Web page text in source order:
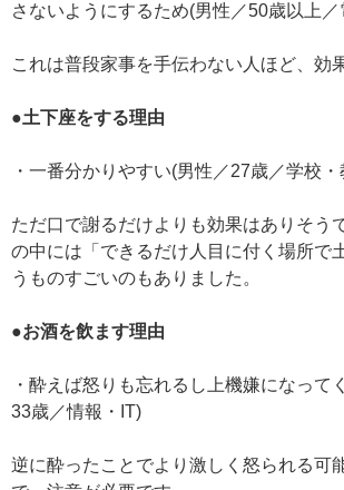
さないようにするため(男性／50歳以上／
これは普段家事を手伝わない人ほど、効
●土下座をする理由
・一番分かりやすい(男性／27歳／学校
ただ口で謝るだけよりも効果はありそう
の中には「できるだけ人目に付く場所で
うものすごいのもありました。
●お酒を飲ます理由
・酔えば怒りも忘れるし上機嫌になって
33歳／情報・IT)
逆に酔ったことでより激しく怒られる可